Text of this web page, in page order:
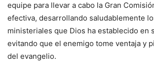
equipe para llevar a cabo la Gran
efectiva, desarrollando saludablemente
ministeriales que Dios ha establecido en
evitando que el enemigo tome ventaja y
del evangelio.